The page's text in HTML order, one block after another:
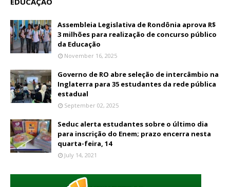
Assembleia Legislativa de Rondônia aprova R$
3 milhões para realização de concurso público
da Educação
November 16, 2025
Governo de RO abre seleção de intercâmbio na
Inglaterra para 35 estudantes da rede pública
estadual
September 02, 2025
Seduc alerta estudantes sobre o último dia
para inscrição do Enem; prazo encerra nesta
quarta-feira, 14
July 14, 2021